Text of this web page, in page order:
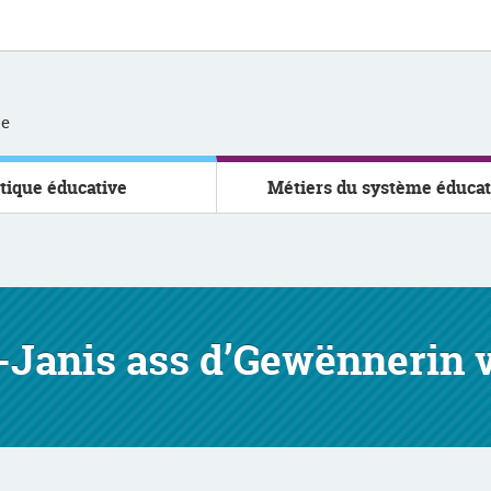
éducative Métiers du système
ass d’Gewënnerin